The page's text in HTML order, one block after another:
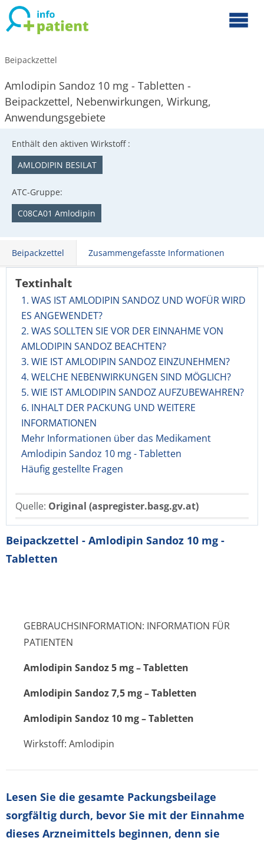
Beipackzettel
Amlodipin Sandoz 10 mg - Tabletten -
Beipackzettel, Nebenwirkungen, Wirkung,
Anwendungsgebiete
Enthält den aktiven Wirkstoff :
AMLODIPIN BESILAT
ATC-Gruppe:
C08CA01 Amlodipin
Beipackzettel Zusammengefasste Informationen
Textinhalt
1. WAS IST AMLODIPIN SANDOZ UND WOFÜR WIRD
ES ANGEWENDET?
2. WAS SOLLTEN SIE VOR DER EINNAHME VON
AMLODIPIN SANDOZ BEACHTEN?
3. WIE IST AMLODIPIN SANDOZ EINZUNEHMEN?
4. WELCHE NEBENWIRKUNGEN SIND MÖGLICH?
5. WIE IST AMLODIPIN SANDOZ AUFZUBEWAHREN?
6. INHALT DER PACKUNG UND WEITERE
INFORMATIONEN
Mehr Informationen über das Medikament
Amlodipin Sandoz 10 mg - Tabletten
Häufig gestellte Fragen
Quelle: Original (aspregister.basg.gv.at)
Beipackzettel - Amlodipin Sandoz 10 mg -
Tabletten
GEBRAUCHSINFORMATION: INFORMATION FÜR
PATIENTEN
Amlodipin Sandoz 5 mg – Tabletten
Amlodipin Sandoz 7,5 mg – Tabletten
Amlodipin Sandoz 10 mg – Tabletten
Wirkstoff: Amlodipin
Lesen Sie die gesamte Packungsbeilage
sorgfältig durch, bevor Sie mit der Einnahme
dieses Arzneimittels beginnen, denn sie